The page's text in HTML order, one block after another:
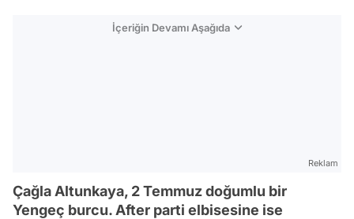
İçeriğin Devamı Aşağıda
Reklam
Çağla Altunkaya, 2 Temmuz doğumlu bir
Yengeç burcu. After parti elbisesine ise